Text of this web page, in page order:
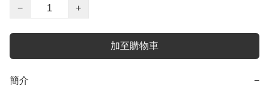
−
+
加至購物車
簡介 −